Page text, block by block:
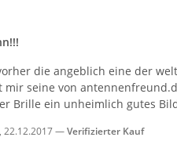
die angeblich eine der
mir seine von
Brille ein unheimlich gutes
, 22.12.2017 Verifizierter Kauf